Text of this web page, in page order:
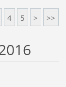
4 5 > >>